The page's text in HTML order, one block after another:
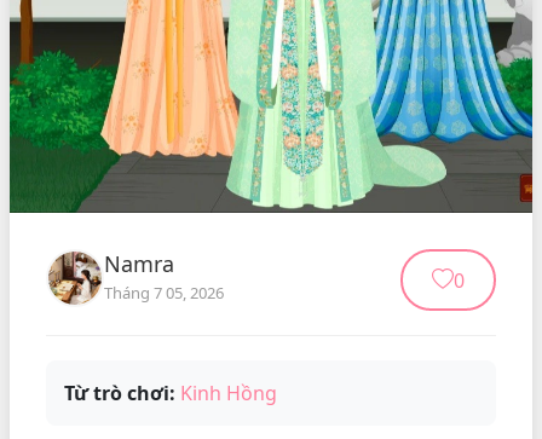
Namra
Tháng 7 05, 2026 0
Từ trò chơi: Kinh Hồng